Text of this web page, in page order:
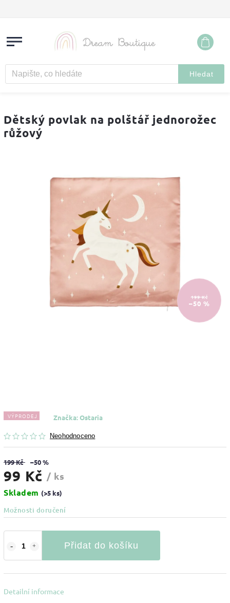
Hledat
Dětský povlak na polštář jednorožec
růžový
199 Kč
–50 %
VÝPRODEJ
Neohodnoceno
Značka:Ostaria
199 Kč –50 %
99 Kč / ks
Skladem (>5 ks)
Možnosti doručení
Přidat do košíku
Detailní informace